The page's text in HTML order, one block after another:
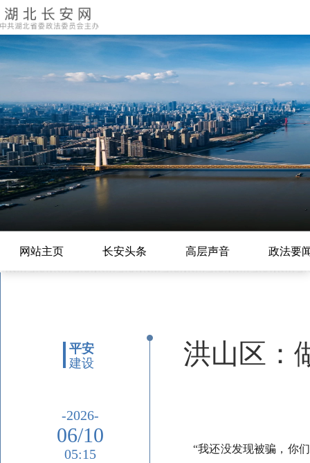
网站主页 长安头条 高层声音 政法要
平安
建设
-2026-
06/10
05:15
洪山区：
“我还没发现被骗，你